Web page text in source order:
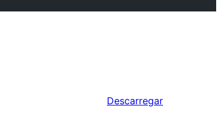
Descarregar